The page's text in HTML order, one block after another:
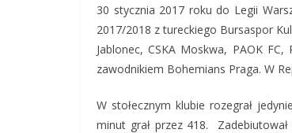
30 stycznia 2017 roku do Legii
2017/2018 z tureckiego Bursaspor
Jablonec, CSKA Moskwa, PAOK
zawodnikiem Bohemians Praga. W
W stołecznym klubie rozegrał
minut grał przez 418.